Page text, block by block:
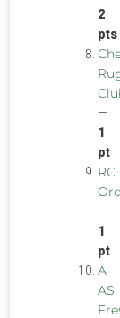
2
pts
—
1
pt
RC
—
1
pt
A
AS